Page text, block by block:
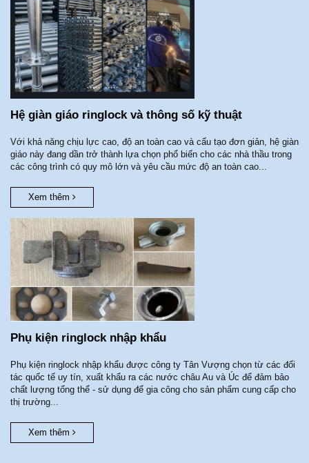
Hệ giàn giáo ringlock và thông số kỹ thuật
Với khả năng chịu lực cao, độ an toàn cao và cấu tạo đơn giản, hệ giàn
giáo này đang dần trở thành lựa chọn phổ biến cho các nhà thầu trong
các công trình có quy mô lớn và yêu cầu mức độ an toàn cao...
Xem thêm
Phụ kiện ringlock nhập khẩu
Phụ kiện ringlock nhập khẩu được công ty Tân Vượng chọn từ các đối
tác quốc tế uy tín, xuất khẩu ra các nước châu Au và Úc để đảm bảo
chất lượng tổng thể - sử dụng để gia công cho sản phẩm cung cấp cho
thị trường...
Xem thêm